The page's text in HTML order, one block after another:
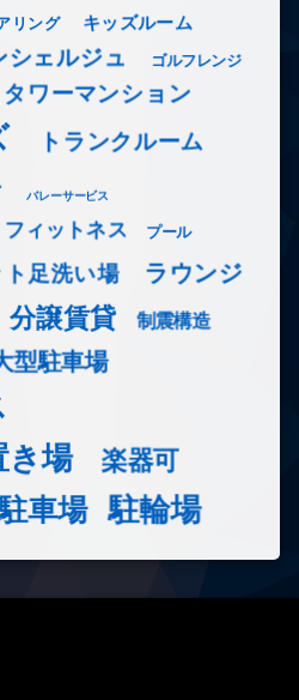
リング キッズルーム
シェルジュ ゴルフレンジ
タワーマンション
トランクルーム
バレーサービス
フィットネス プール
足洗い場 ラウンジ
分譲賃貸 制震構造
型駐車場
き場
楽器可
車場 駐輪場